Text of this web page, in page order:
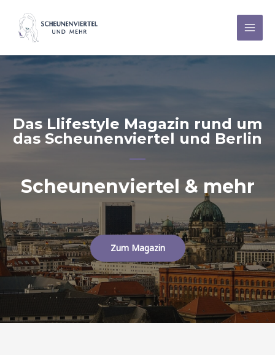
Inhalt
springen
Main
Das Llifestyle Magazin rund um
das Scheunenviertel und Berlin
Scheunenviertel & mehr
Zum Magazin